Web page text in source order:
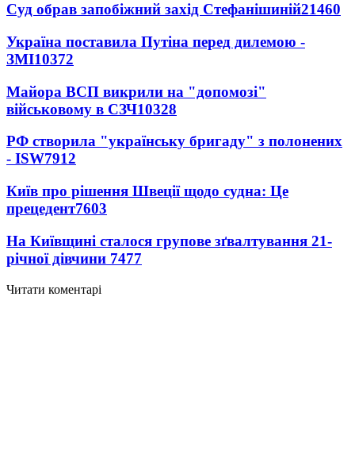
Суд обрав запобіжний захід Стефанішиній21460
Україна поставила Путіна перед дилемою -
ЗМІ10372
Майора ВСП викрили на "допомозі"
військовому в СЗЧ10328
РФ створила "українську бригаду" з полонених
- ISW7912
Київ про рішення Швеції щодо судна: Це
прецедент7603
На Київщині сталося групове зґвалтування 21-
річної дівчини 7477
Читати коментарі